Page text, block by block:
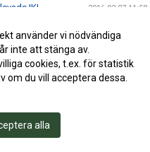
IK! 2016-02-07 11:58
IF 2016-01-29 20:26
använder vi nödvändiga
inte att stänga av.
cookies, t.ex. för statistik
om du vill acceptera dessa.
alla